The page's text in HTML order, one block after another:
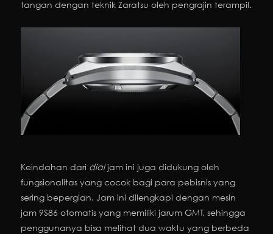
tangan dengan teknik Zaratsu oleh pengrajin terampil.
Keindahan dari dialjam ini juga didukung oleh
fungsionalitas yang cocok bagi para pebisnis yang
sering bepergian. Jam ini dilengkapi dengan mesin
jam 9S86 otomatis yang memiliki jarum GMT, sehingga
penggunanya bisa melihat dua waktu yang berbeda